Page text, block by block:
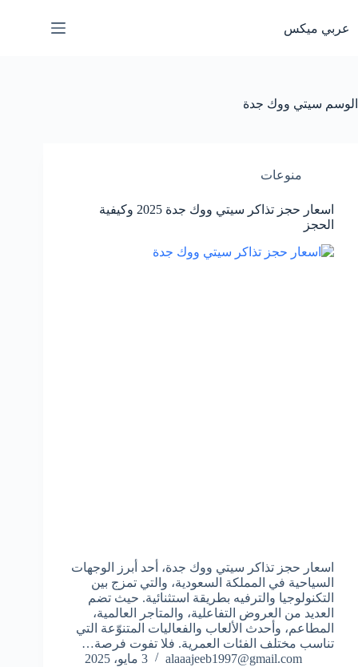
المحتوى
عربي ميكس
الوسم سيتي ووك جدة
منوعات
اسعار حجز تذاكر سيتي ووك جدة 2025 وكيفية
الحجز
اسعار حجز تذاكر سيتي ووك جدة، أحد أبرز الوجهات
السياحية في المملكة السعودية، والتي تمزج بين
التكنولوجيا والترفيه بطريقة استثنائية. حيث تضم
العديد من العروض التفاعلية، والمتاجر العالمية،
المطاعم، وأحدث الألعاب والفعاليات المتنوّعة التي
تناسب مختلف الفئات العمرية. فلا تفوت فرصة…
alaaajeeb1997@gmail.com
3 مايو، 2025